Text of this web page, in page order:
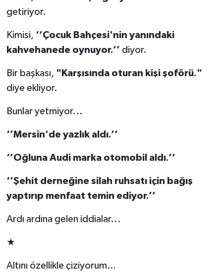
getiriyor.
Kimisi, ‘’Çocuk Bahçesi'nin yanındaki
kahvehanede oynuyor.’’ diyor.
Bir başkası, "Karşısında oturan kişi şoförü."
diye ekliyor.
Bunlar yetmiyor...
‘’Mersin'de yazlık aldı.’’
‘’Oğluna Audi marka otomobil aldı.’’
‘’Şehit derneğine silah ruhsatı için bağış
yaptırıp menfaat temin ediyor.’’
Ardı ardına gelen iddialar...
★
Altını özellikle çiziyorum…